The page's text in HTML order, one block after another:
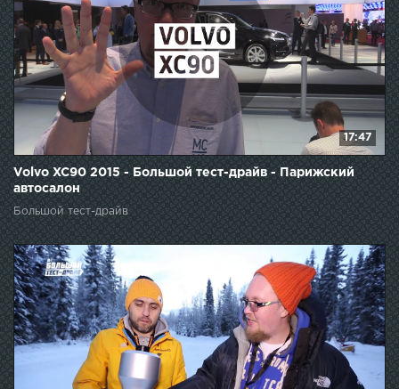
17:47
Volvo XC90 2015 - Большой тест-драйв - Парижский
автосалон
Большой тест-драйв